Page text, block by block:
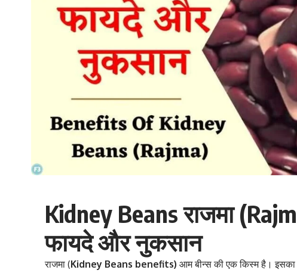
Kidney Beans राजमा
फायदे और नुकसान
राजमा (Kidney Beans benefits) आम बीन्स की एक किस्म है। इसका